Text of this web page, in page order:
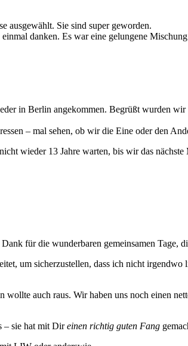
ausgewählt. Sie sind super geworden.
danken. Es war eine gelungene
in Berlin angekommen. Begrüßt wurden
– mal sehen, ob wir die Eine oder den
wieder 13 Jahre warten, bis wir das
für die wunderbaren gemeinsamen
um sicherzustellen, dass ich nicht
auch raus. Wir haben uns noch einen
– sie hat mit Direinen richtig guten Fang